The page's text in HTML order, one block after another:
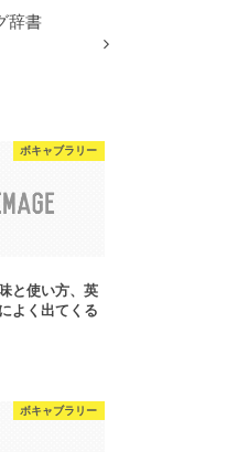
辞書
ボキャブラリー
と使い方、英
よく出てくる
ボキャブラリー